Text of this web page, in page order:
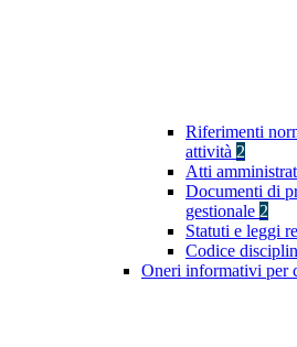
Riferimenti
attività 2
Atti
Documenti di
gestionale 2
Statuti e leggi
Codice
Oneri informativi per